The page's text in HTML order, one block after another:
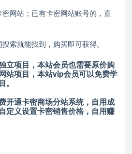
网站；已有卡密网站账号的，直
索就能找到，购买即可获得。
立项目，本站会员也需要原价购
站项目，本站vip会员可以免费学
。
开通卡密商场分站系统，自用成
定义设置卡密销售价格，自用赚